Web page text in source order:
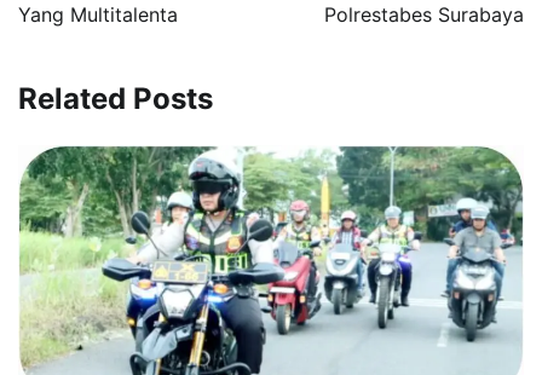
Yang Multitalenta
Polrestabes Surabaya
Related Posts